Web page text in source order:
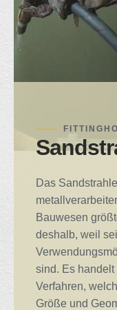
Das
Bauwesen
deshalb, weil
sind. Es
Verfahren,
Größe und